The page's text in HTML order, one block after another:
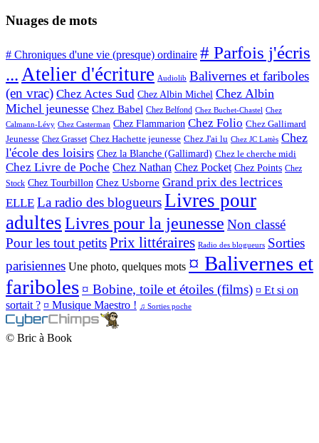
Nuages de mots
# Chroniques d'une vie (presque) ordinaire # Parfois j'écris
... Atelier d'écriture Audiolib Balivernes et fariboles
(en vrac) Chez Actes Sud Chez Albin Michel Chez Albin
Michel jeunesse Chez Babel Chez Belfond Chez Buchet-Chastel Chez
Calmann-Lévy Chez Casterman Chez Flammarion Chez Folio Chez Gallimard
Jeunesse Chez Grasset Chez Hachette jeunesse Chez J'ai lu Chez JC Lattès Chez
l'école des loisirs Chez la Blanche (Gallimard) Chez le cherche midi
Chez Livre de Poche Chez Nathan Chez Pocket Chez Points Chez
Stock Chez Tourbillon Chez Usborne Grand prix des lectrices
ELLE La radio des blogueursLivres pour
adultesLivres pour la jeunesse Non classé
Pour les tout petits Prix littéraires Radio des blogueurs Sorties
parisiennes Une photo, quelques mots ¤ Balivernes et
fariboles ¤ Bobine, toile et étoiles (films) ¤ Et si on
sortait ? ¤ Musique Maestro ! ♫ Sorties poche
© Bric à Book